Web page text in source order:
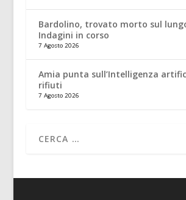
Bardolino, trovato morto sul
Indagini in corso
7 Agosto 2026
Amia punta sull’Intelligenza
rifiuti
7 Agosto 2026